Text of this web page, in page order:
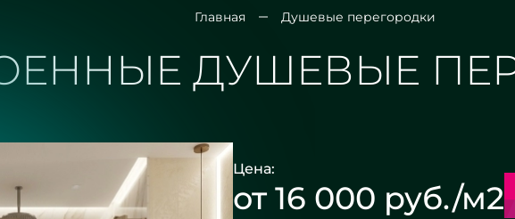
Главная Душевые перегородки
ДУШЕВЫЕ
Цена:
от 16 000 руб./м2